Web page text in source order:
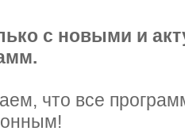
с новыми и
что все